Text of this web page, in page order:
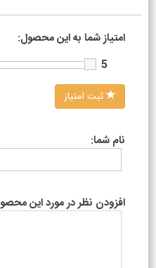
امتیاز شما به این محصول:
5
ثبت امتیاز
نام شما:
افزودن نظر در مورد این